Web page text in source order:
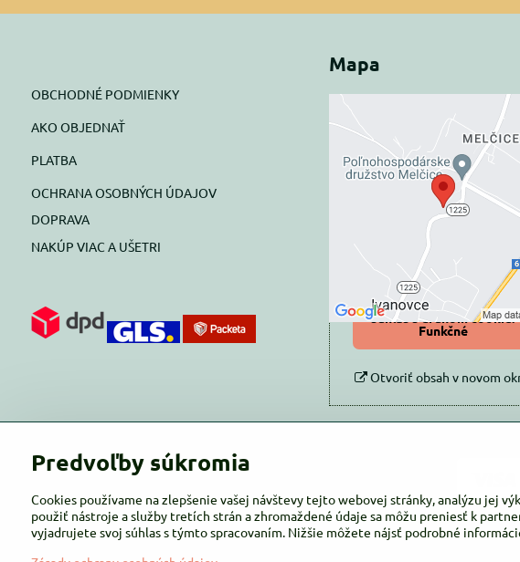
OBCHODNÉ PODMIENKY
AKO OBJEDNAŤ
PLATBA
OCHRANA OSOBNÝCH ÚDAJOV
DOPRAVA
NAKÚP VIAC A UŠETRI
Mapa
Externý obsah je
blokovaný Voľbami
súkromia
Prajete si načítať externý
Povoliť tentokrát
Povoliť a zapamätať -
súhlas s druhom cookie:
Funkčné
Otvoriť obsah v novom
Predvoľby súkromia
Cookies používame na zlepšenie vašej návštevy tejto webovej stránky, analýzu jej
použiť nástroje a služby tretích strán a zhromaždené údaje sa môžu preniesť k
vyjadrujete svoj súhlas s týmto spracovaním. Nižšie môžete nájsť podrobné